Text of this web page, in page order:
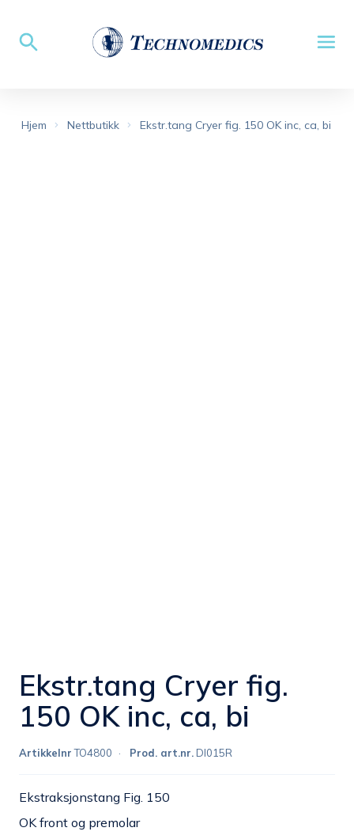
Hjem Nettbutikk Ekstr.tang Cryer fig. 150 OK inc, ca, bi
Ekstr.tang Cryer fig.
150 OK inc, ca, bi
ArtikkelnrTO4800 Prod. art.nr. DI015R
Ekstraksjonstang Fig. 150
OK front og premolar